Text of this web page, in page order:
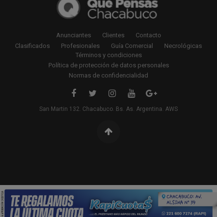
Anunciantes Clientes
Contacto
Clasificados
Profesionales Guía Comercial
Necrológicas
Términos y condiciones
Política de protección de datos personales
Normas de confidencialidad
San Martin 132. Chacabuco. Bs. As. Argentina. AWS